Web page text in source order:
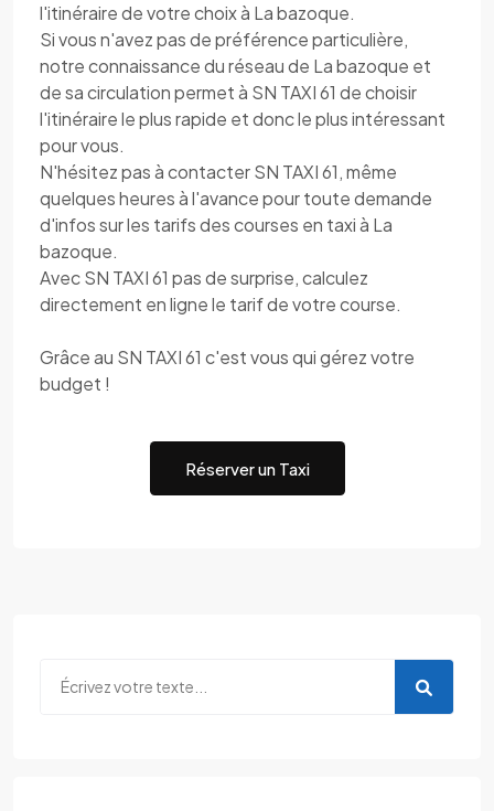
l'itinéraire de votre choix à La bazoque.
Si vous n'avez pas de préférence particulière,
notre connaissance du réseau de La bazoque et
de sa circulation permet à SN TAXI 61 de choisir
l'itinéraire le plus rapide et donc le plus intéressant
pour vous.
N'hésitez pas à contacter SN TAXI 61, même
quelques heures à l'avance pour toute demande
d'infos sur les tarifs des courses en taxi à La
bazoque.
Avec SN TAXI 61 pas de surprise, calculez
directement en ligne le tarif de votre course.
Grâce au SN TAXI 61 c'est vous qui gérez votre
budget !
Réserver un Taxi